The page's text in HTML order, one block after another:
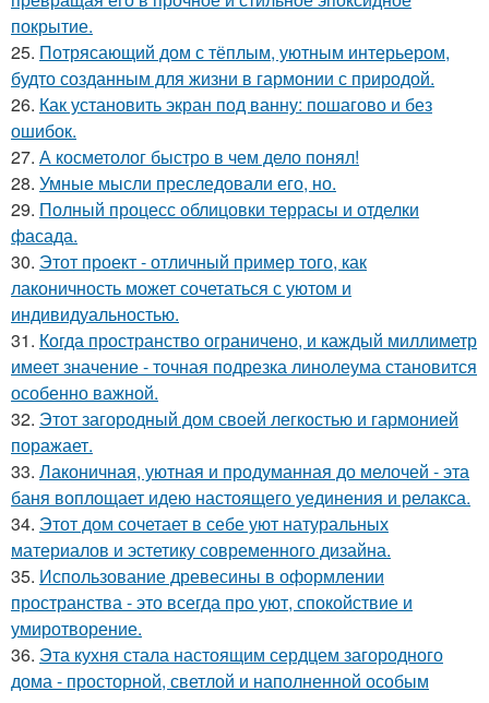
покрытие.
25. Потрясающий дом с тёплым, уютным интерьером,
будто созданным для жизни в гармонии с природой.
26. Как установить экран под ванну: пошагово и без
ошибок.
27. А косметолог быстро в чем дело понял!
28. Умные мысли преследовали его, но.
29. Полный процесс облицовки террасы и отделки
фасада.
30. Этот проект - отличный пример того, как
лаконичность может сочетаться с уютом и
индивидуальностью.
31. Когда пространство ограничено, и каждый миллиметр
имеет значение - точная подрезка линолеума становится
особенно важной.
32. Этот загородный дом своей легкостью и гармонией
поражает.
33. Лаконичная, уютная и продуманная до мелочей - эта
баня воплощает идею настоящего уединения и релакса.
34. Этот дом сочетает в себе уют натуральных
материалов и эстетику современного дизайна.
35. Использование древесины в оформлении
пространства - это всегда про уют, спокойствие и
умиротворение.
36. Эта кухня стала настоящим сердцем загородного
дома - просторной, светлой и наполненной особым